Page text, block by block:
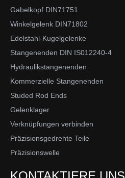
Gabelkopf DIN71751
Winkelgelenk DIN71802
Edelstahl-Kugelgelenke
Stangenenden DIN IS012240-4
Hydraulikstangenenden
Kommerzielle Stangenenden
Studed Rod Ends
Gelenklager
Verknüpfungen verbinden
Präzisionsgedrehte Teile
Präzisionswelle